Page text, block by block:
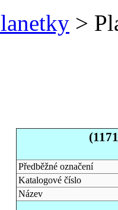
>
Předběžné označení
Katalogové číslo
Název